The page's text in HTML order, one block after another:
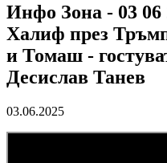
Инфо Зона - 03
Халиф през
и Томаш -
Десислав Танев
03.06.2025